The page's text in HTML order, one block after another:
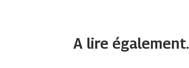
A lire également.